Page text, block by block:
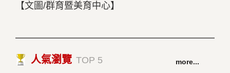
【文圖/群育暨美育中心】
人氣瀏覽 TOP 5 more...